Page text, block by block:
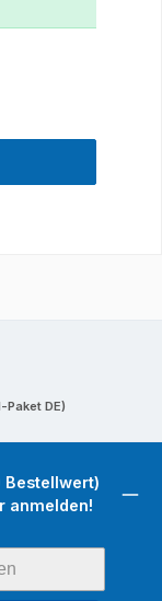
DE)
Bestellwert)
anmelden!